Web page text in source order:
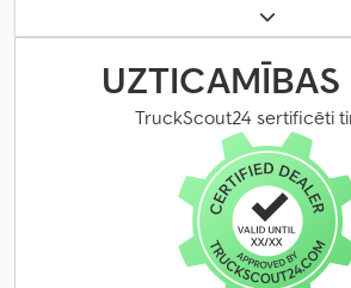
1 530 mm
augstums:400 mm,
UZTICAMĪBAS
TruckScout24 sertificēti